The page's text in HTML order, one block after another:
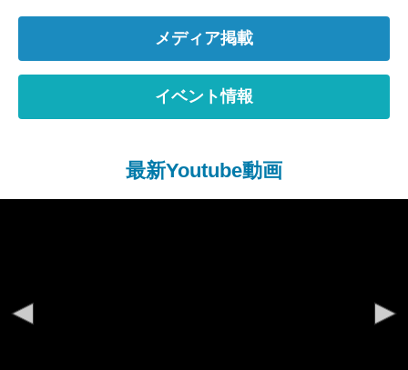
メディア掲載
イベント情報
最新Youtube動画